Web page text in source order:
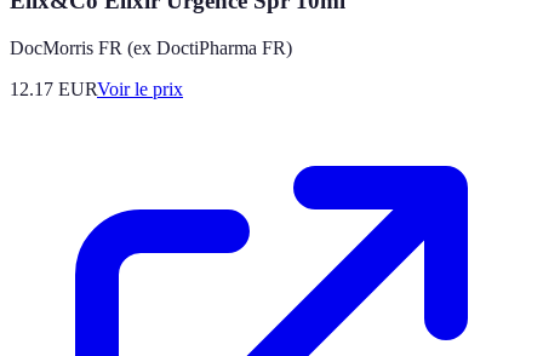
DocMorris FR (ex DoctiPharma FR)
12.17 EURVoir le prix